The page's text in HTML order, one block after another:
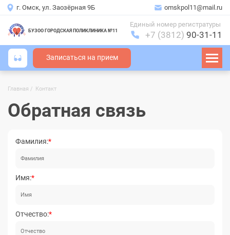
г. Омск, ул. Заозёрная 9Б omskpol11@mail.ru
БУЗОО ГОРОДСКАЯ ПОЛИКЛИНИКА №11
Единый номер регистратуры
+7 (3812) 90-31-11
Записаться на прием
Строка
навигации
Главная Контакт
Обратная связь
Фамилия:
Имя:
Отчество: